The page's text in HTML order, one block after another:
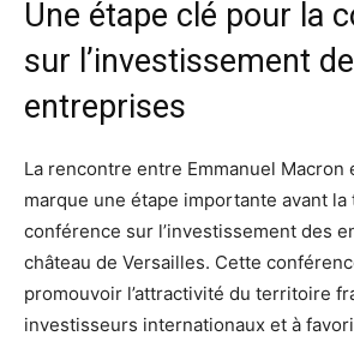
Une étape clé pour la
sur l’investissement
entreprises
La rencontre entre Emmanuel Macron
marque une étape importante avant la
conférence sur l’investissement des
château de Versailles. Cette
promouvoir l’attractivité du territoire
investisseurs internationaux et à